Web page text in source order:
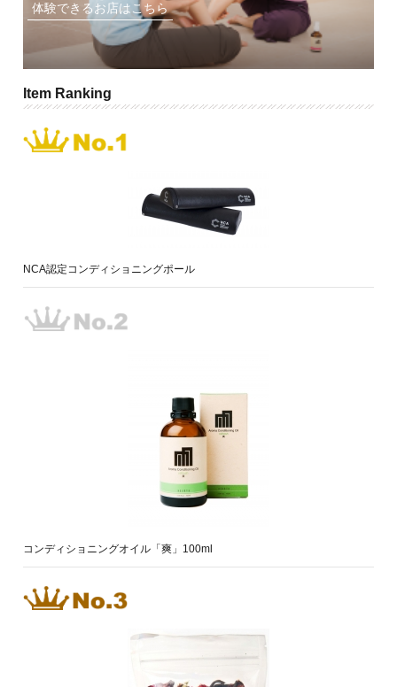
体験できるお店はこちら
Item Ranking
NCA認定コンディショニングポール
コンディショニングオイル「爽」100ml